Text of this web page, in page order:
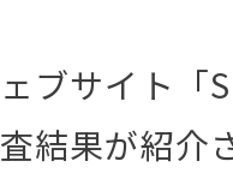
ブサイト「
結果が紹介